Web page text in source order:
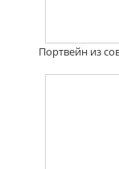
Портвейн из